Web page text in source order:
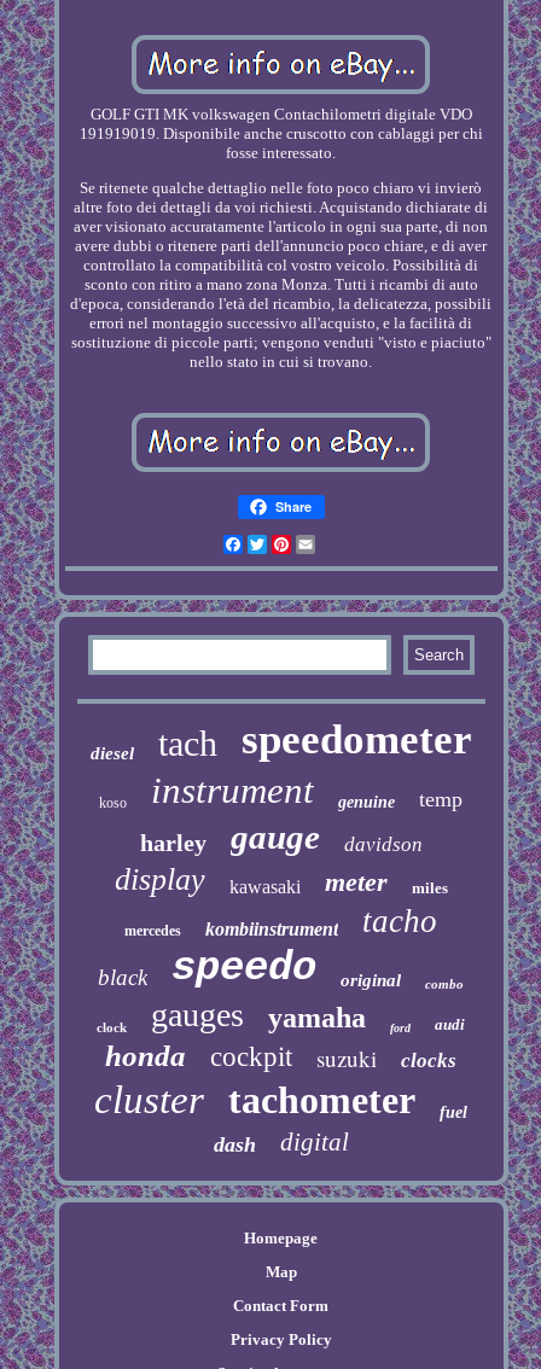
GOLF GTI MK volkswagen Contachilometri digitale VDO
191919019. Disponibile anche cruscotto con cablaggi per chi
fosse interessato.
Se ritenete qualche dettaglio nelle foto poco chiaro vi invierò
altre foto dei dettagli da voi richiesti. Acquistando dichiarate di
aver visionato accuratamente l'articolo in ogni sua parte, di non
avere dubbi o ritenere parti dell'annuncio poco chiare, e di aver
controllato la compatibilità col vostro veicolo. Possibilità di
sconto con ritiro a mano zona Monza. Tutti i ricambi di auto
d'epoca, considerando l'età del ricambio, la delicatezza, possibili
errori nel montaggio successivo all'acquisto, e la facilità di
sostituzione di piccole parti; vengono venduti "visto e piaciuto"
nello stato in cui si trovano.
Share
Facebook
TwitterPinterest
diesel tach speedometer
koso instrument genuine temp
harley gauge davidson
display kawasaki meter miles
mercedes kombiinstrument tacho
black speedo original combo
clock gauges yamaha ford audi
honda cockpit suzuki clocks
cluster tachometer fuel
dash digital
Homepage
Map
Contact Form
Privacy Policy